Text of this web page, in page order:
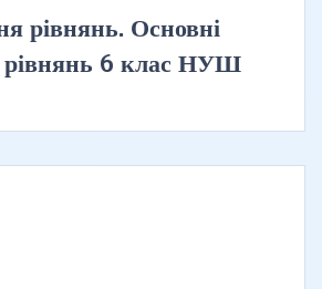
рівнянь. Основні
рівнянь 6 клас НУШ